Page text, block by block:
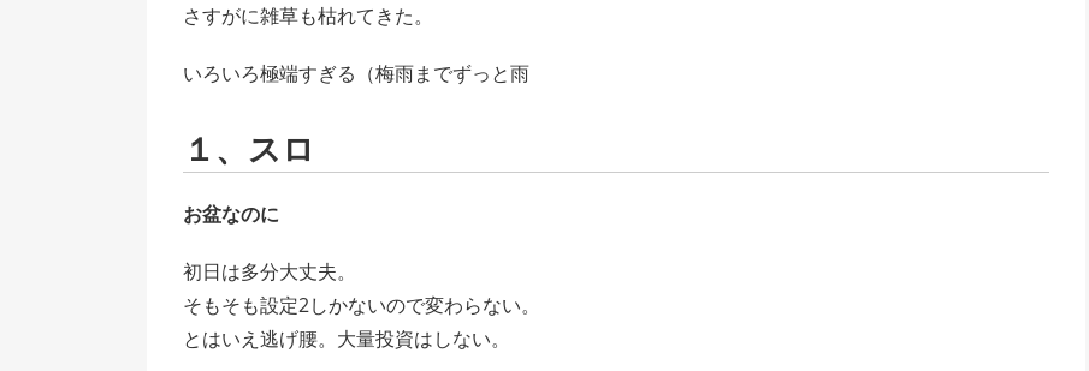
さすがに雑草も枯れてきた。
いろいろ極端すぎる（梅雨までずっと雨
１、スロ
お盆なのに
初日は多分大丈夫。
そもそも設定2しかないので変わらない。
とはいえ逃げ腰。大量投資はしない。